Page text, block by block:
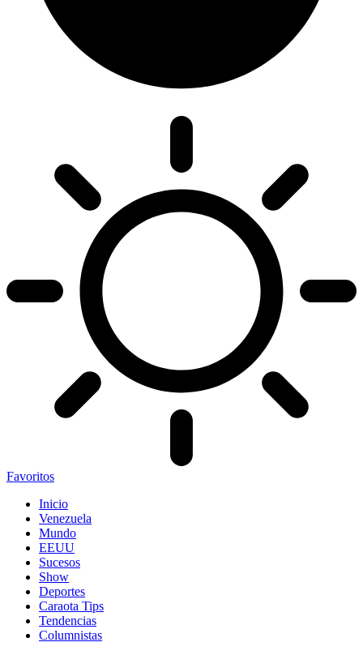
Favoritos
Inicio
Venezuela
Mundo
EEUU
Sucesos
Show
Deportes
Caraota Tips
Tendencias
Columnistas